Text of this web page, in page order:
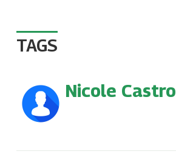
TAGS
Nicole Castro